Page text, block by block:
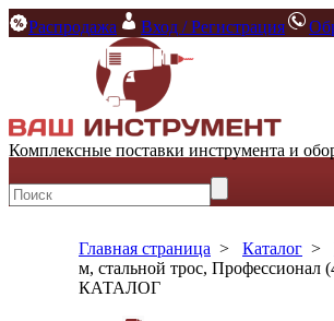
Распродажа Вход / Регистрация
Комплексные поставки инструмента и
Главная страница > Каталог >
м, стальной трос, Профессионал
КАТАЛОГ